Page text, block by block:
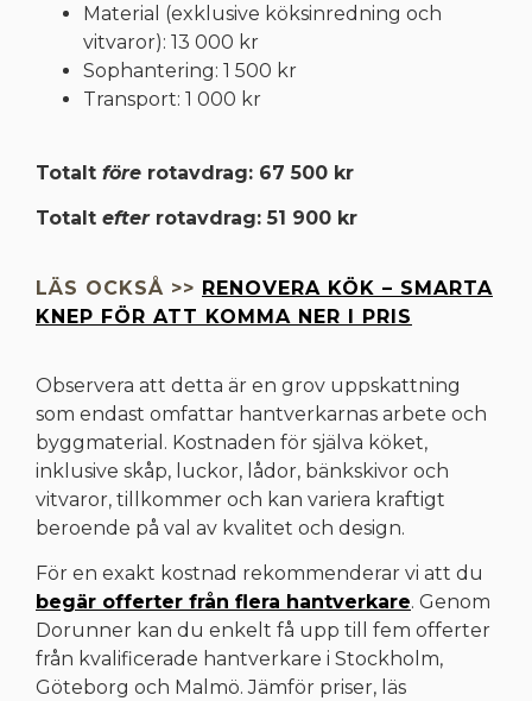
Material (exklusive köksinredning och
vitvaror): 13 000 kr
Sophantering: 1 500 kr
Transport: 1 000 kr
Totalt före rotavdrag: 67 500 kr
Totalt efterrotavdrag: 51 900 kr
LÄS OCKSÅ >> RENOVERA KÖK – SMARTA
KNEP FÖR ATT KOMMA NER I PRIS
Observera att detta är en grov uppskattning
som endast omfattar hantverkarnas arbete och
byggmaterial. Kostnaden för själva köket,
inklusive skåp, luckor, lådor, bänkskivor och
vitvaror, tillkommer och kan variera kraftigt
beroende på val av kvalitet och design.
För en exakt kostnad rekommenderar vi att du
begär offerter från flera hantverkare. Genom
Dorunner kan du enkelt få upp till fem offerter
från kvalificerade hantverkare i Stockholm,
Göteborg och Malmö. Jämför priser, läs